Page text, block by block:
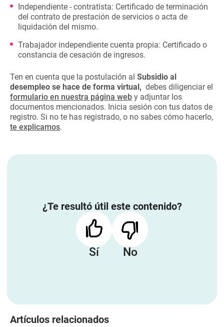
Independiente - contratista: Certificado de terminación
del contrato de prestación de servicios o acta de
liquidación del mismo.
Trabajador independiente cuenta propia: Certificado o
constancia de cesación de ingresos.
Ten en cuenta que la postulación al Subsidio al
desempleo se hace de forma virtual, debes diligenciar el
formulario en nuestra página web y adjuntar los
documentos mencionados. Inicia sesión con tus datos de
registro. Si no te has registrado, o no sabes cómo hacerlo,
te explicamos.
¿Te resultó útil este contenido?
Sí No
Artículos relacionados